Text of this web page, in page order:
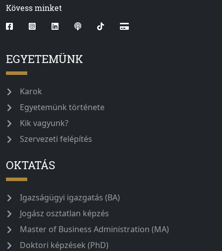
Kövess minket
EGYETEMÜNK
Karok
Egyetemünk története
Kik vagyunk?
Szervezeti felépítés
OKTATÁS
Igazságügyi igazgatás (BA)
Jogász osztatlan képzés
Master of Business Administration (MA)
Doktori képzések (PhD)